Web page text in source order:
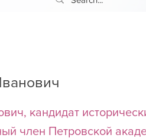
кандидат
член Петровской